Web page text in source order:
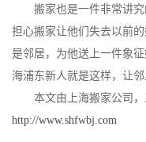
搬家也是一件非常讲究
担心搬家让他们失去以前
是邻居，为他送上一件象
海浦东新人就是这样，让
本文由上海搬家公司，
http://www.shfwbj.com